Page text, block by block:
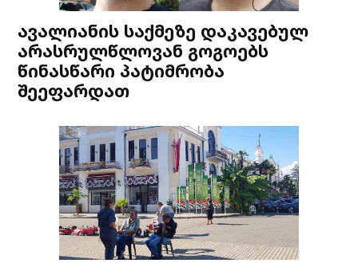
ავალიანის საქმეზე დაკავებულ
არასრულწლოვან გოგოებს
წინასწარი პატიმრობა
შეეფარდათ